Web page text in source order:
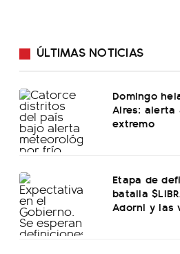
ÚLTIMAS NOTICIAS
Domingo
Aires:
extremo
Etapa de
batalla
Adorni y las